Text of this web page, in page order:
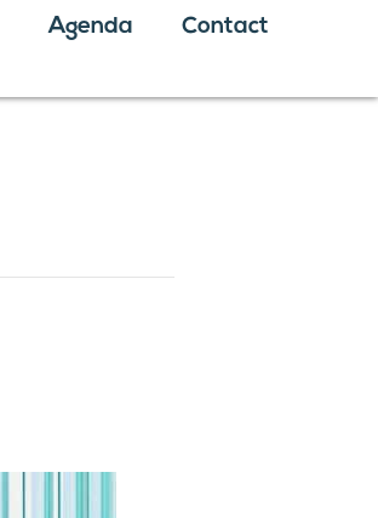
Agenda Contact